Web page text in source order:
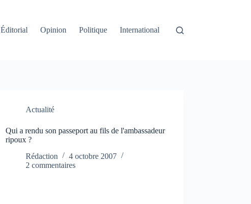
Éditorial Opinion Politique International
Actualité
Qui a rendu son passeport au fils de l'ambassadeur
ripoux ?
Rédaction
4 octobre 2007
2 commentaires